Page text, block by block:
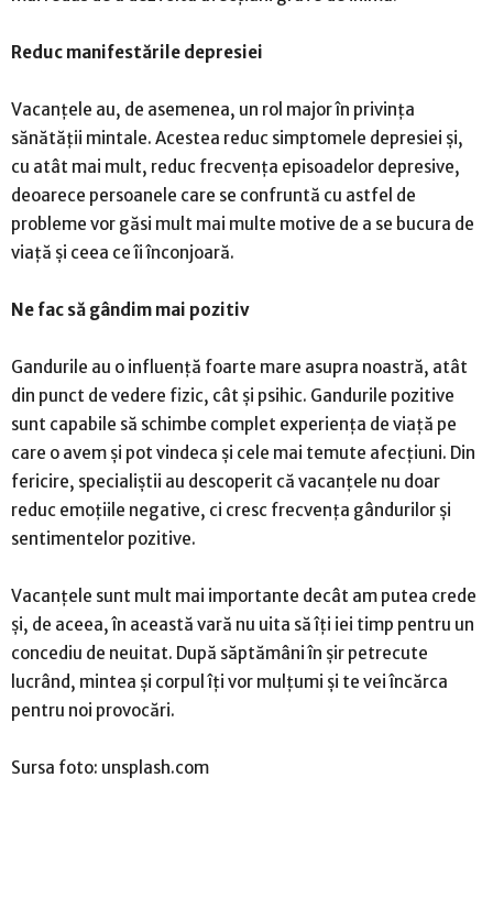
Reduc manifestările depresiei
Vacanțele au, de asemenea, un rol major în privința
sănătății mintale. Acestea reduc simptomele depresiei și,
cu atât mai mult, reduc frecvența episoadelor depresive,
deoarece persoanele care se confruntă cu astfel de
probleme vor găsi mult mai multe motive de a se bucura de
viață și ceea ce îi înconjoară.
Ne fac să gândim mai pozitiv
Gandurile au o influență foarte mare asupra noastră, atât
din punct de vedere fizic, cât și psihic. Gandurile pozitive
sunt capabile să schimbe complet experiența de viață pe
care o avem și pot vindeca și cele mai temute afecțiuni. Din
fericire, specialiștii au descoperit că vacanțele nu doar
reduc emoțiile negative, ci cresc frecvența gândurilor și
sentimentelor pozitive.
Vacanțele sunt mult mai importante decât am putea crede
și, de aceea, în această vară nu uita să îți iei timp pentru un
concediu de neuitat. După săptămâni în șir petrecute
lucrând, mintea și corpul îți vor mulțumi și te vei încărca
pentru noi provocări.
Sursa foto: unsplash.com